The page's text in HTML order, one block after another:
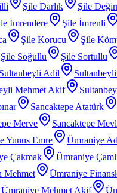
Şile Darlık Şile
İmrendere Şile İmrenli
Şile Korucu Şile
Şile Soğullu Şile Sortullu
Sultanbeyli Adil
Mehmet Akif
Sancaktepe Atatürk
Merve Sancaktepe
Yunus Emre Ümraniye
Çakmak Ümraniye
Mehmet Ümraniye
Ümraniye Mehmet Akif